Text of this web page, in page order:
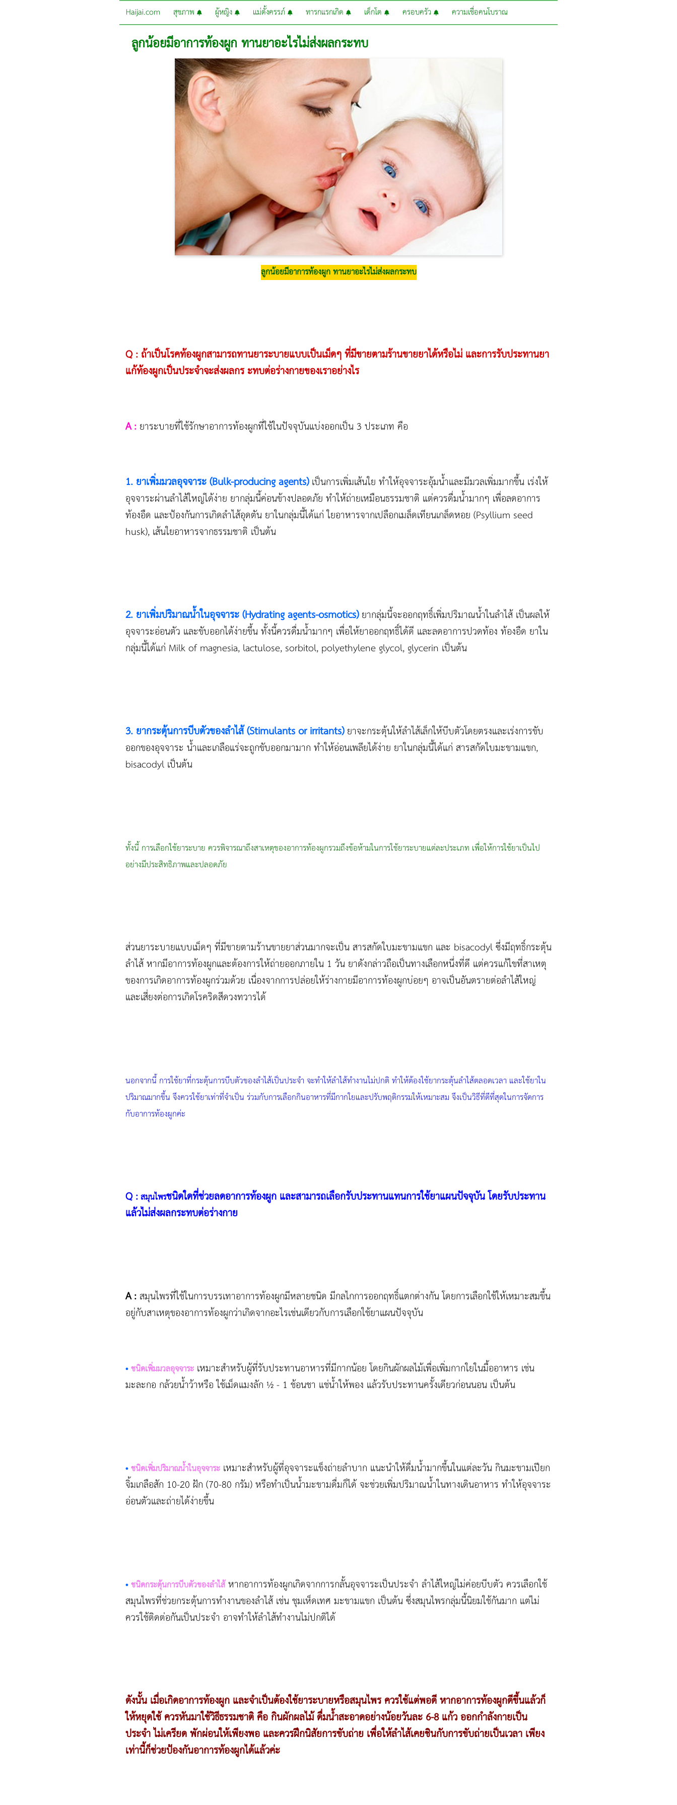
Haijai.com สุขภาพ ผู้หญิง แม่ตั้งครรภ์ ทารกแรกเกิด เด็กโต ครอบครัว ความเชื่อคนโบราณ
ลูกน้อยมีอาการท้องผูก ทานยาอะไรไม่ส่งผลกระทบ
ลูกน้อยมีอาการท้องผูก ทานยาอะไรไม่ส่งผลกระทบ
Q : ถ้าเป็นโรคท้องผูกสามารถทานยาระบายแบบเป็นเม็ดๆ ที่มีขายตามร้านขายยาได้หรือไม่ และการรับประทานยา
แก้ท้องผูกเป็นประจำจะส่งผลกร ะทบต่อร่างกายของเราอย่างไร
A : ยาระบายที่ใช้รักษาอาการท้องผูกที่ใช้ในปัจจุบันแบ่งออกเป็น 3 ประเภท คือ
1. ยาเพิ่มมวลอุจจาระ (Bulk-producing agents)เป็นการเพิ่มเส้นใย ทำให้อุจจาระอุ้มน้ำและมีมวลเพิ่มมากขึ้น เร่งให้
อุจจาระผ่านลำไส้ใหญ่ได้ง่าย ยากลุ่มนี้ค่อนข้างปลอดภัย ทำให้ถ่ายเหมือนธรรมชาติ แต่ควรดื่มน้ำมากๆ เพื่อลดอาการ
ท้องอืด และป้องกันการเกิดลำไส้อุดตัน ยาในกลุ่มนี้ได้แก่ ใยอาหารจากเปลือกเมล็ดเทียนเกล็ดหอย (Psyllium seed
husk), เส้นใยอาหารจากธรรมชาติ เป็นต้น
2. ยาเพิ่มปริมาณน้ำในอุจจาระ (Hydrating agents-osmotics)ยากลุ่มนี้จะออกฤทธิ์เพิ่มปริมาณน้ำในลำไส้ เป็นผลให้
อุจจาระอ่อนตัว และขับออกได้ง่ายขึ้น ทั้งนี้ควรดื่มน้ำมากๆ เพื่อให้ยาออกฤทธิ์ได้ดี และลดอาการปวดท้อง ท้องอืด ยาใน
กลุ่มนี้ได้แก่ Milk of magnesia, lactulose, sorbitol, polyethylene glycol, glycerin เป็นต้น
3. ยากระตุ้นการบีบตัวของลำไส้ (Stimulants or irritants)ยาจะกระตุ้นให้ลำไส้เล็กให้บีบตัวโดยตรงและเร่งการขับ
ออกของอุจจาระ น้ำและเกลือแร่จะถูกขับออกมามาก ทำให้อ่อนเพลียได้ง่าย ยาในกลุ่มนี้ได้แก่ สารสกัดใบมะขามแขก,
bisacodyl เป็นต้น
ทั้งนี้ การเลือกใช้ยาระบาย ควรพิจารณาถึงสาเหตุของอาการท้องผูกรวมถึงข้อห้ามในการใช้ยาระบายแต่ละประเภท เพื่อให้การใช้ยาเป็นไป
อย่างมีประสิทธิภาพและปลอดภัย
ส่วนยาระบายแบบเม็ดๆ ที่มีขายตามร้านขายยาส่วนมากจะเป็น สารสกัดใบมะขามแขก และ bisacodyl ซึ่งมีฤทธิ์กระตุ้น
ลำไส้ หากมีอาการท้องผูกและต้องการให้ถ่ายออกภายใน 1 วัน ยาดังกล่าวถือเป็นทางเลือกหนึ่งที่ดี แต่ควรแก้ไขที่สาเหตุ
ของการเกิดอาการท้องผูกร่วมด้วย เนื่องจากการปล่อยให้ร่างกายมีอาการท้องผูกบ่อยๆ อาจเป็นอันตรายต่อลำไส้ใหญ่
และเสี่ยงต่อการเกิดโรคริดสีดวงทวารได้
นอกจากนี้ การใช้ยาที่กระตุ้นการบีบตัวของลำไส้เป็นประจำ จะทำให้ลำไส้ทำงานไม่ปกติ ทำให้ต้องใช้ยากระตุ้นลำไส้ตลอดเวลา และใช้ยาใน
ปริมาณมากขึ้น จึงควรใช้ยาเท่าที่จำเป็น ร่วมกับการเลือกกินอาหารที่มีกากใยและปรับพฤติกรรมให้เหมาะสม จึงเป็นวิธีที่ดีที่สุดในการจัดการ
กับอาการท้องผูกค่ะ
Q :สมุนไพรชนิดใดที่ช่วยลดอาการท้องผูก และสามารถเลือกรับประทานแทนการใช้ยาแผนปัจจุบัน โดยรับประทาน
แล้วไม่ส่งผลกระทบต่อร่างกาย
A :สมุนไพรที่ใช้ในการบรรเทาอาการท้องผูกมีหลายชนิด มีกลไกการออกฤทธิ์แตกต่างกัน โดยการเลือกใช้ให้เหมาะสมขึ้น
อยู่กับสาเหตุของอาการท้องผูกว่าเกิดจากอะไรเช่นเดียวกับการเลือกใช้ยาแผนปัจจุบัน
• ชนิดเพิ่มมวลอุจจาระ เหมาะสำหรับผู้ที่รับประทานอาหารที่มีกากน้อย โดยกินผักผลไม้เพื่อเพิ่มกากใยในมื้ออาหาร เช่น
มะละกอ กล้วยน้ำว้าหรือ ใช้เม็ดแมงลัก ½ - 1 ช้อนชา แช่น้ำให้พอง แล้วรับประทานครั้งเดียวก่อนนอน เป็นต้น
• ชนิดเพิ่มปริมาณน้ำในอุจจาระ เหมาะสำหรับผู้ที่อุจจาระแข็งถ่ายลำบาก แนะนำให้ดื่มน้ำมากขึ้นในแต่ละวัน กินมะขามเปียก
จิ้มเกลือสัก 10-20 ฝัก (70-80 กรัม) หรือทำเป็นน้ำมะขามดื่มก็ได้ จะช่วยเพิ่มปริมาณน้ำในทางเดินอาหาร ทำให้อุจจาระ
อ่อนตัวและถ่ายได้ง่ายขึ้น
• ชนิดกระตุ้นการบีบตัวของลำไส้หากอาการท้องผูกเกิดจากการกลั้นอุจจาระเป็นประจำ ลำไส้ใหญ่ไม่ค่อยบีบตัว ควรเลือกใช้
สมุนไพรที่ช่วยกระตุ้นการทำงานของลำไส้ เช่น ชุมเห็ดเทศ มะขามแขก เป็นต้น ซึ่งสมุนไพรกลุ่มนี้นิยมใช้กันมาก แต่ไม่
ควรใช้ติดต่อกันเป็นประจำ อาจทำให้ลำไส้ทำงานไม่ปกติได้
ดังนั้น เมื่อเกิดอาการท้องผูก และจำเป็นต้องใช้ยาระบายหรือสมุนไพร ควรใช้แต่พอดี หากอาการท้องผูกดีขึ้นแล้วก็
ให้หยุดใช้ ควรหันมาใช้วิธีธรรมชาติ คือ กินผักผลไม้ ดื่มน้ำสะอาดอย่างน้อยวันละ 6-8 แก้ว ออกกำลังกายเป็น
ประจำ ไม่เครียด พักผ่อนให้เพียงพอ และควรฝึกนิสัยการขับถ่าย เพื่อให้ลำไส้เคยชินกับการขับถ่ายเป็นเวลา เพียง
เท่านี้ก็ช่วยป้องกันอาการท้องผูกได้แล้วค่ะ